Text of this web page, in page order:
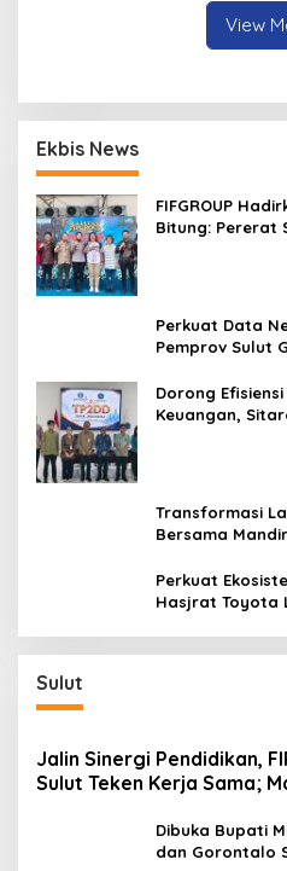
View
Ekbis News
FIFGROUP
Bitung: Pererat
Perkuat Data
Pemprov Sulut
Dorong
Keuangan,
Transformasi
Bersama
Kepulauan
Perkuat
Hasjrat Toyota
Sulut
Jalin Sinergi Pendidikan,
Sulut Teken Kerja Sama;
Dibuka Bupati
dan Gorontalo